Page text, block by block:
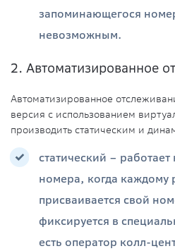
запоминающегося
невозможным.
2. Автоматизированное
Автоматизированное
версия с использованием
производить статическим и
статический –
номера, когда каждому
присваивается свой
фиксируется в
есть оператор колл-